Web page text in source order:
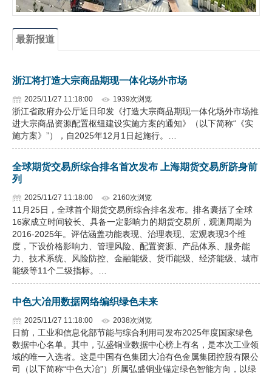
最新报道
浙江将打造大宗商品期现一体化场外市场
2025/11/27 11:18:00 1939次浏览
浙江省政府办公厅近日印发《打造大宗商品期现一体化场外市场推
进大宗商品资源配置枢纽建设实施方案的通知》（以下简称“《实
施方案》”），自2025年12月1日起施行。…
全球期货交易所综合排名首次发布 上海期货交易所跻身前
列
2025/11/27 11:18:00 2160次浏览
11月25日，全球首个期货交易所综合排名发布。排名囊括了全球
16家成立时间较长、具备一定影响力的期货交易所，观测周期为
2016-2025年。评估涵盖功能表现、治理表现、宏观表现3个维
度，下设价格影响力、管理风险、配置资源、产品体系、服务能
力、技术系统、风险防控、金融能级、货币能级、经济能级、城市
能级等11个二级指标。…
中色大冶用数据网络编织绿色未来
2025/11/27 11:18:00 2038次浏览
日前，工业和信息化部节能与综合利用司发布2025年度国家绿色
数据中心名单。其中，弘盛铜业数据中心榜上有名，是本次工业领
域的唯一入选者。这是中国有色集团大冶有色金属集团控股有限公
司（以下简称“中色大冶”）所属弘盛铜业锚定绿色智能方向，以绿